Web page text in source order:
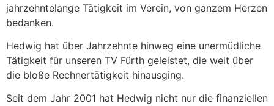
jahrzehntelange Tätigkeit im Verein, von ganzem Herzen
bedanken.
Hedwig hat über Jahrzehnte hinweg eine unermüdliche
Tätigkeit für unseren TV Fürth geleistet, die weit über
die bloße Rechnertätigkeit hinausging.
Seit dem Jahr 2001 hat Hedwig nicht nur die finanziellen